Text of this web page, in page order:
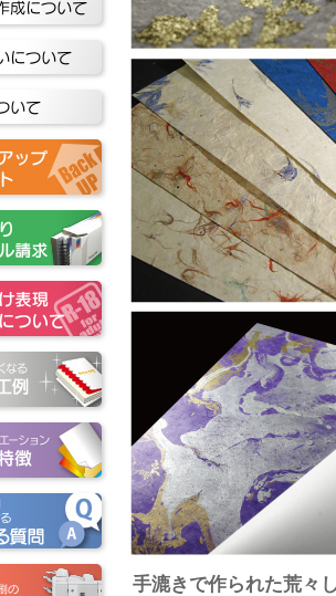
手漉きで作られた荒々